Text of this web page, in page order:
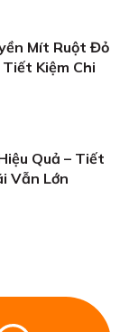
Mít Ruột Đỏ
Kiệm Chi
Quả – Tiết
Vẫn Lớn